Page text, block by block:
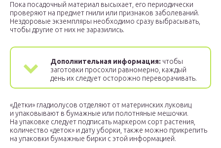
Пока посадочный материал высыхает, его периодически
проверяют на предмет гнили или признаков заболеваний.
Нездоровые экземпляры необходимо сразу выбрасывать,
чтобы другие от них не заразились.
Дополнительная информация: чтобы
заготовки просохли равномерно, каждый
день их следует осторожно переворачивать.
«Детки» гладиолусов отделяют от материнских луковиц
и упаковывают в бумажные или полотняные мешочки.
На упаковке следует подписать маркером сорт растения,
количество «деток» и дату уборки, также можно прикрепить
на упаковки бумажные бирки с этой информацией.